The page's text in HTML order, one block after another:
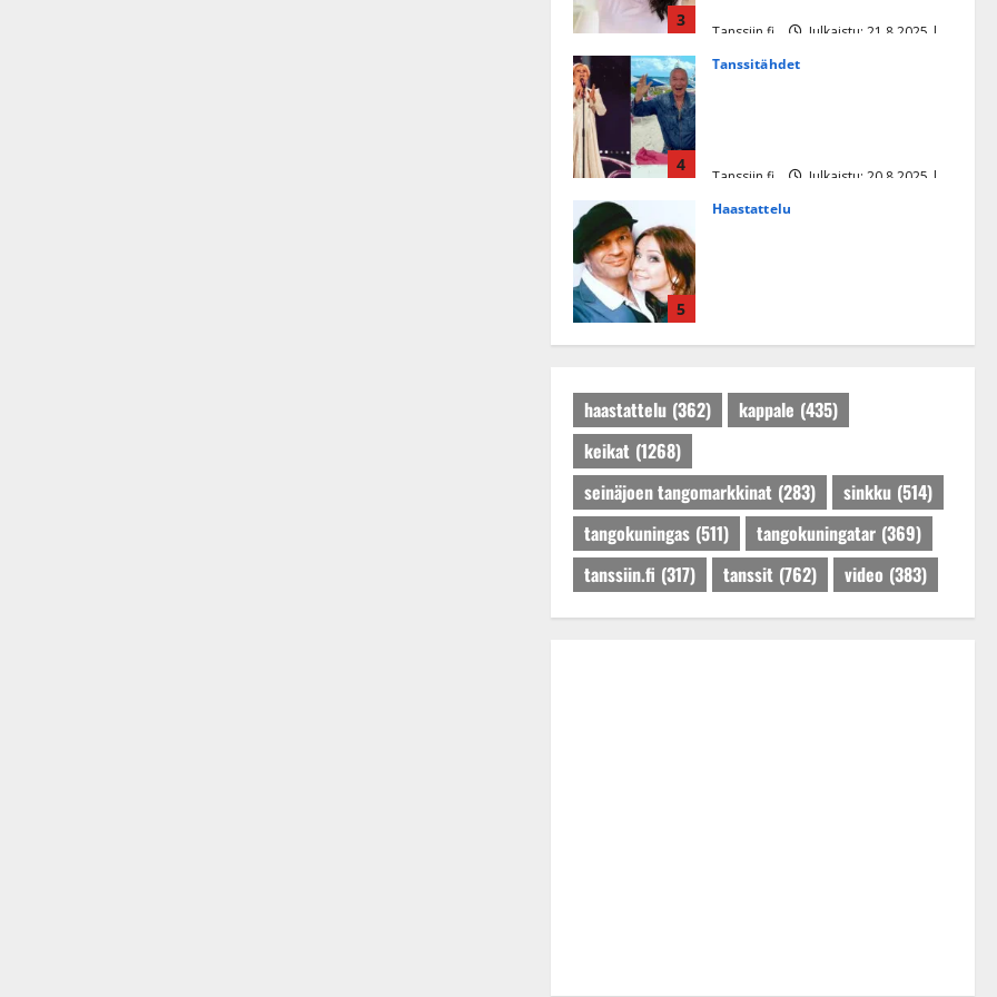
3
Tanssiin.fi
Julkaistu: 21.8.2025 |
4
Tanssitähdet
Tanssiin.fi
Julkaistu: 20.8.2025 |
5
Haastattelu
Tanssiin.fi
Julkaistu: 27.4.2025 |
haastattelu (362) kappale (435)
keikat (1268)
seinäjoen tangomarkkinat (283) sinkku (514)
tangokuningas (511) tangokuningatar (369)
tanssiin.fi (317) tanssit (762) video (383)